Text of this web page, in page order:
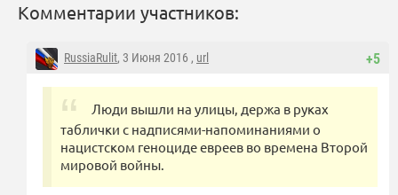
Комментарии участников:
+5
RussiaRulit, 3 Июня 2016 , url
Люди вышли на улицы, держа в руках
таблички с надписями-напоминаниями о
нацистском геноциде евреев во времена Второй
мировой войны.